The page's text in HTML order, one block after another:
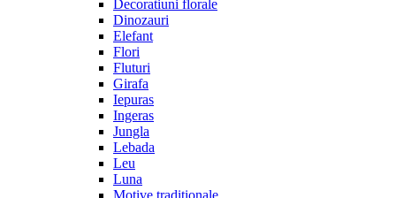
Decoratiuni florale
Dinozauri
Elefant
Flori
Fluturi
Girafa
Iepuras
Ingeras
Jungla
Lebada
Leu
Luna
Motive traditionale